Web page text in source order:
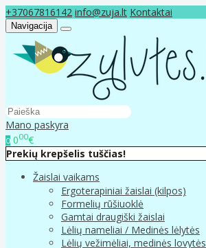
+37067816142 info@zuja.lt Kontaktai
Navigacija
Mano paskyra
0 000€
Prekių krepšelis tuščias!
Žaislai vaikams
Ergoterapiniai žaislai (kilpos)
Formelių rūšiuoklė
Gamtai draugiški žaislai
Lėlių nameliai / Medinės lėlytės
Lėlių vežimėliai, medinės lovytės